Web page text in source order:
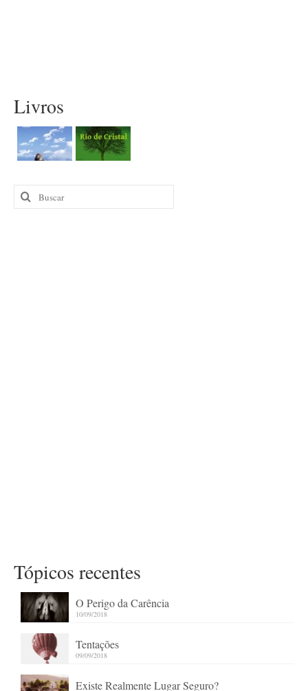
Livros
Buscar
por:
Tópicos recentes
O Perigo da Carência
10/09/2018
Tentações
09/09/2018
Existe Realmente Lugar Seguro?